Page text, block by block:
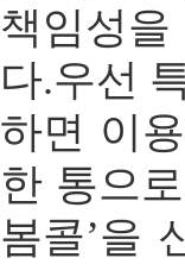
책임성
다.우선
하면 이
한 통으
봄콜’을